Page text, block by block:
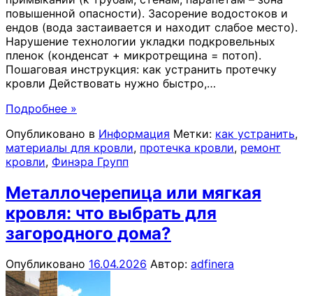
повышенной опасности). Засорение водостоков и
ендов (вода застаивается и находит слабое место).
Нарушение технологии укладки подкровельных
пленок (конденсат + микротрещина = потоп).
Пошаговая инструкция: как устранить протечку
кровли Действовать нужно быстро,…
Подробнее »
Опубликовано в Информация Метки: как устранить,
материалы для кровли, протечка кровли, ремонт
кровли, Финэра Групп
Металлочерепица или мягкая
кровля: что выбрать для
загородного дома?
Опубликовано 16.04.2026 Автор: adfinera